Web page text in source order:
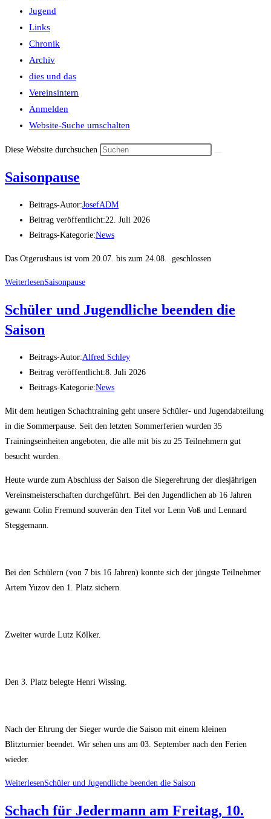
Jugend
Links
Chronik
Archiv
dies und das
Vereinsintern
Anmelden
Website-Suche umschalten
Diese Website durchsuchen
Saisonpause
Beitrags-Autor:JosefADM
Beitrag veröffentlicht:22. Juli 2026
Beitrags-Kategorie:News
Das Otgerushaus ist vom 20.07. bis zum 24.08. geschlossen
WeiterlesenSaisonpause
Schüler und Jugendliche beenden die
Saison
Beitrags-Autor:Alfred Schley
Beitrag veröffentlicht:8. Juli 2026
Beitrags-Kategorie:News
Mit dem heutigen Schachtraining geht unsere Schüler- und Jugendabteilung
in die Sommerpause. Seit den letzten Sommerferien wurden 35
Trainingseinheiten angeboten, die alle mit bis zu 25 Teilnehmern gut
besucht wurden.
Heute wurde zum Abschluss der Saison die Siegerehrung der diesjährigen
Vereinsmeisterschaften durchgeführt. Bei den Jugendlichen ab 16 Jahren
gewann Colin Fremund souverän den Titel vor Lenn Voß und Lennard
Steggemann.
Bei den Schülern (von 7 bis 16 Jahren) konnte sich der jüngste Teilnehmer
Artem Yuzov den 1. Platz sichern.
Zweiter wurde Lutz Kölker.
Den 3. Platz belegte Henri Wissing.
Nach der Ehrung der Sieger wurde die Saison mit einem kleinen
Blitzturnier beendet. Wir sehen uns am 03. September nach den Ferien
wieder.
WeiterlesenSchüler und Jugendliche beenden die Saison
Schach für Jedermann am Freitag, 10.